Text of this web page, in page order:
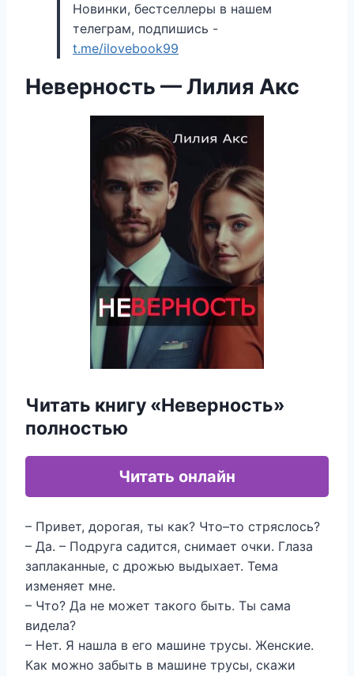
Новинки, бестселлеры в нашем
телеграм, подпишись -
t.me/ilovebook99
Неверность — Лилия Акс
Читать книгу «Неверность»
полностью
Читать онлайн
– Привет, дорогая, ты как? Что–то стряслось?
– Да. – Подруга садится, снимает очки. Глаза
заплаканные, с дрожью выдыхает. Тема
изменяет мне.
– Что? Да не может такого быть. Ты сама
видела?
– Нет. Я нашла в его машине трусы. Женские.
Как можно забыть в машине трусы, скажи